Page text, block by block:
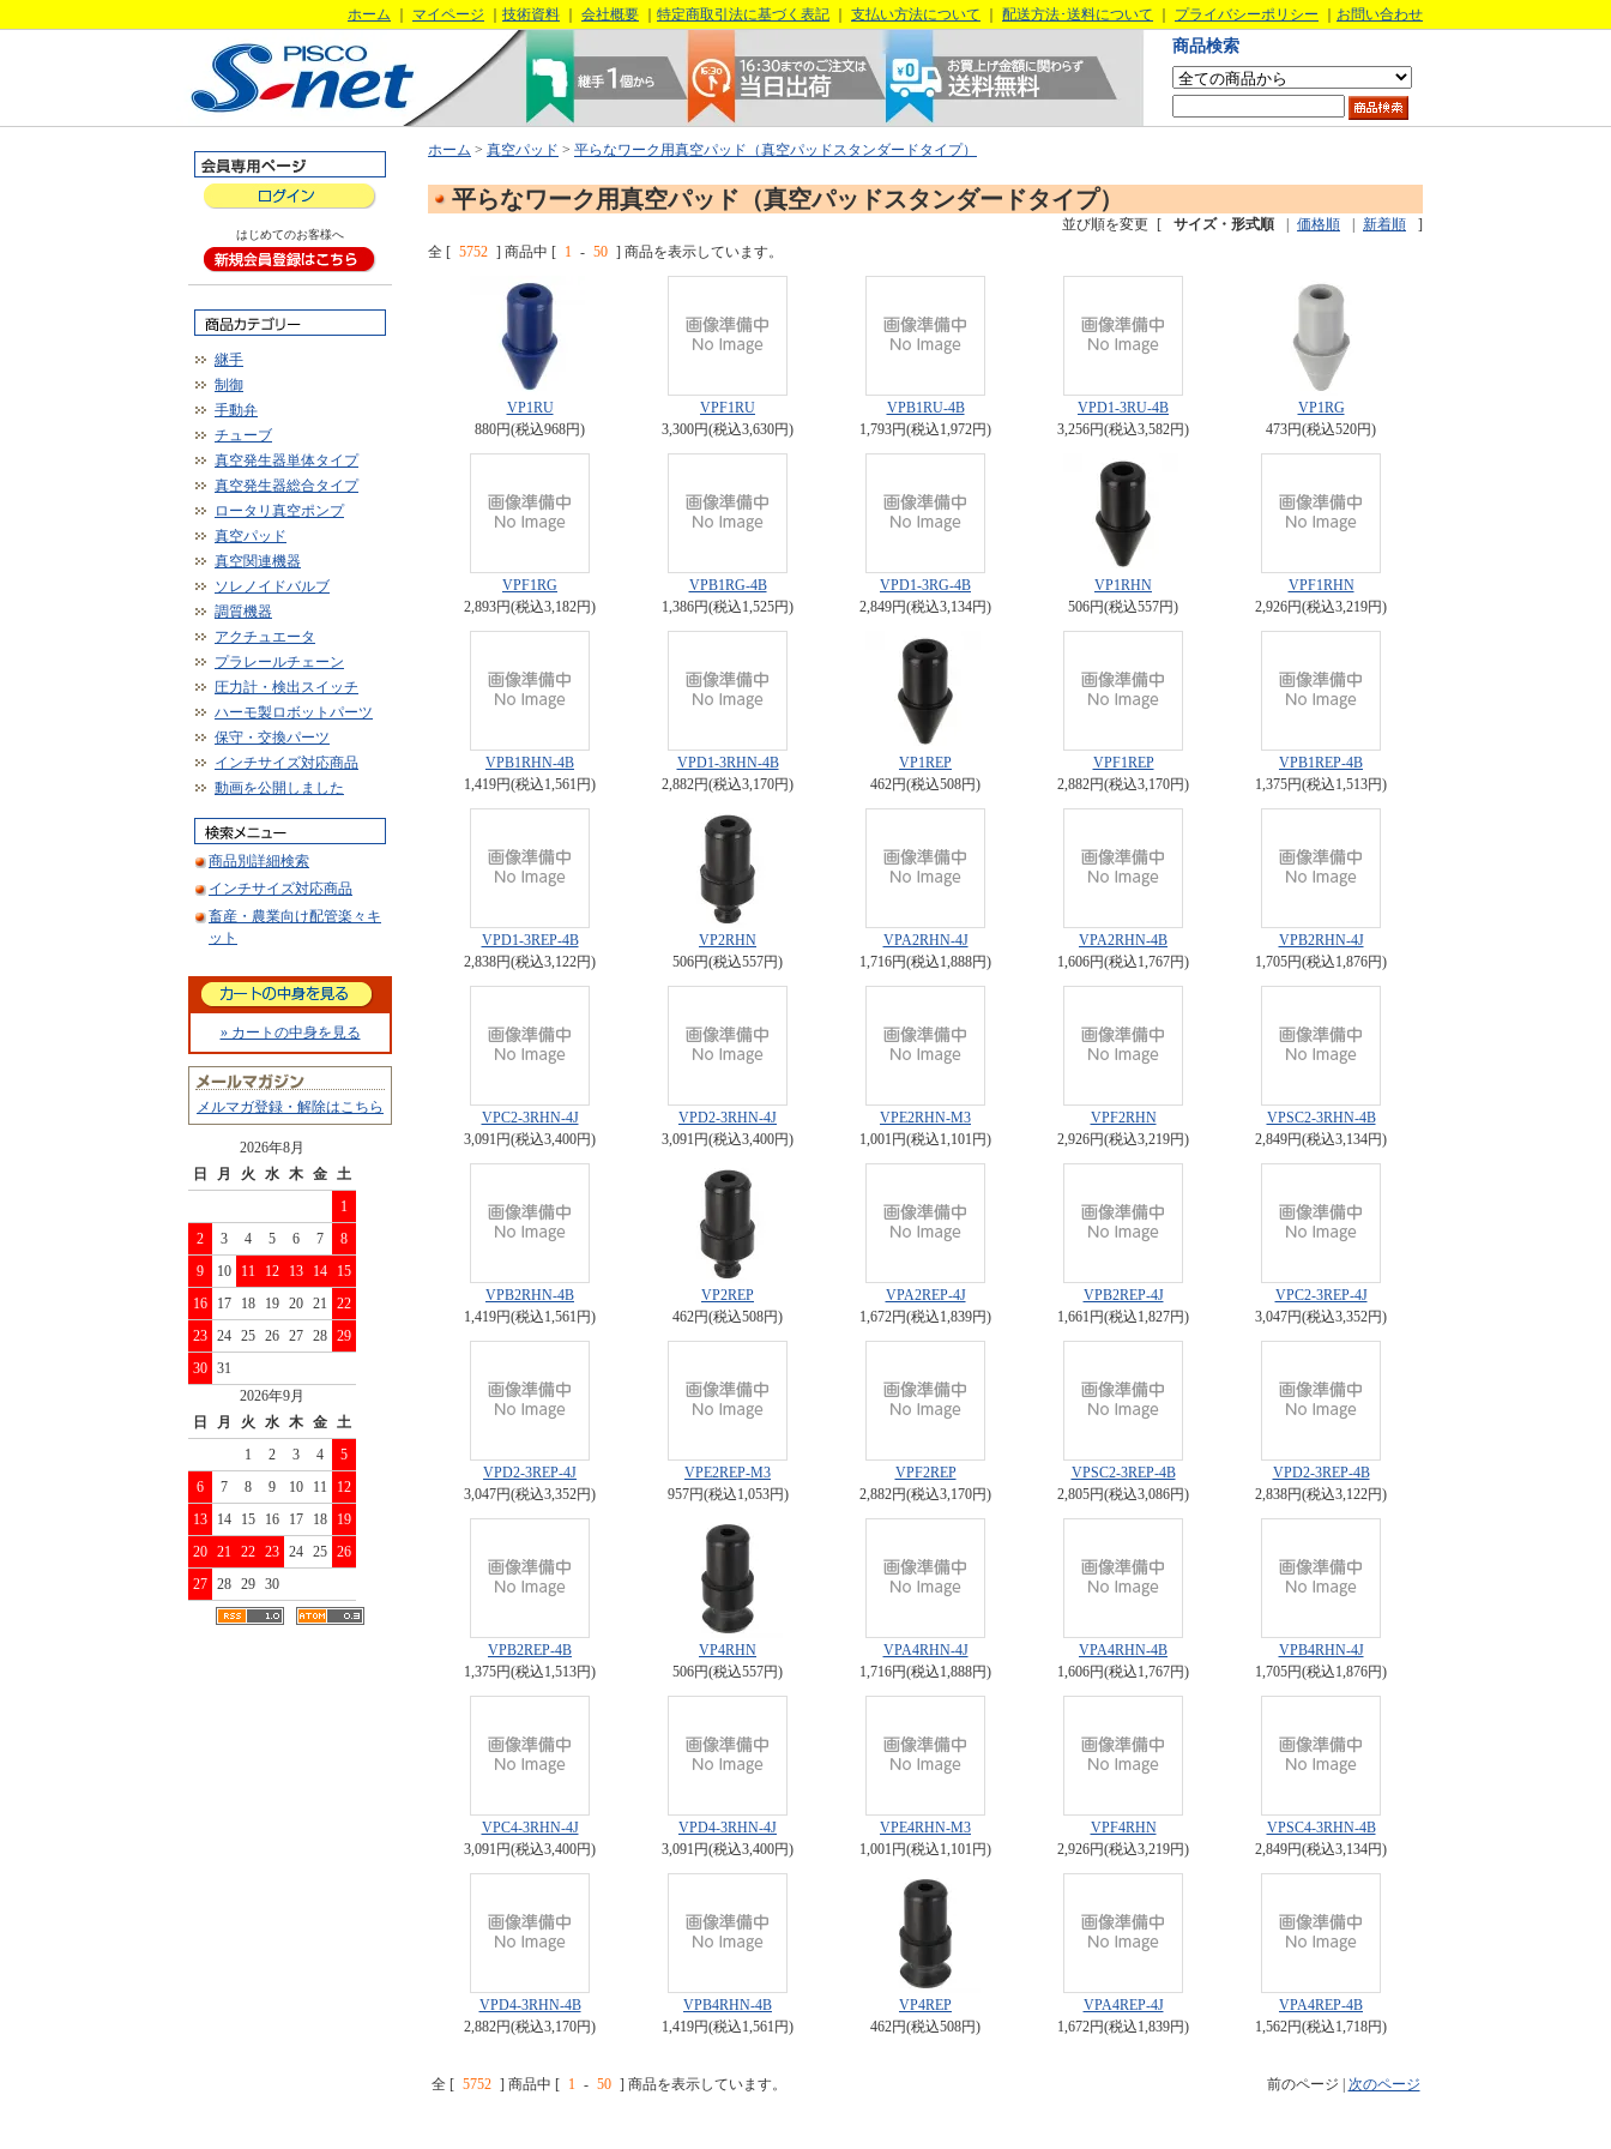
ホーム マイページ 技術資料 会社概要 特定商取引法に基づく表記 支払い方法について 配送方法･送料について プライバシーポリシー お問い合わせ
商品検索
はじめてのお客様へ
継手
制御
手動弁
チューブ
真空発生器単体タイプ
真空発生器総合タイプ
ロータリ真空ポンプ
真空パッド
真空関連機器
ソレノイドバルブ
調質機器
アクチュエータ
プラレールチェーン
圧力計・検出スイッチ
ハーモ製ロボットパーツ
保守・交換パーツ
インチサイズ対応商品
動画を公開しました
商品別詳細検索
インチサイズ対応商品
畜産・農業向け配管楽々キ
ット
» カートの中身を見る
メルマガ登録・解除はこちら
2026年8月
日
月 火 水 木 金 土
1
2
3 4 5 6 7
8
9
10 11 12 13 14
15
16
17 18 19 20 21
22
23 24 25 26 27 28 29
30 31
2026年9月
日
月 火 水 木 金 土
1
2 3 4
5
6
7 8 9 10 11
12
13
14 15 16 17 18
19
20 21 22 23 24 25 26
27 28 29 30
ホーム > 真空パッド > 平らなワーク用真空パッド（真空パッドスタンダードタイプ）
平らなワーク用真空パッド（真空パッドスタンダードタイプ）
並び順を変更 [ サイズ・形式順 価格順 新着順
]
全 [ 5752 ] 商品中 [ 1 - 50 ] 商品を表示しています。
VP1RU
880円(税込968円)
VPF1RU
3,300円(税込3,630円)
VPB1RU-4B
1,793円(税込1,972円)
VPD1-3RU-4B
3,256円(税込3,582円)
VP1RG
473円(税込520円)
VPF1RG
2,893円(税込3,182円)
VPB1RG-4B
1,386円(税込1,525円)
VPD1-3RG-4B
2,849円(税込3,134円)
VP1RHN
506円(税込557円)
VPF1RHN
2,926円(税込3,219円)
VPB1RHN-4B
1,419円(税込1,561円)
VPD1-3RHN-4B
2,882円(税込3,170円)
VP1REP
462円(税込508円)
VPF1REP
2,882円(税込3,170円)
VPB1REP-4B
1,375円(税込1,513円)
VPD1-3REP-4B
2,838円(税込3,122円)
VP2RHN
506円(税込557円)
VPA2RHN-4J
1,716円(税込1,888円)
VPA2RHN-4B
1,606円(税込1,767円)
VPB2RHN-4J
1,705円(税込1,876円)
VPC2-3RHN-4J
3,091円(税込3,400円)
VPD2-3RHN-4J
3,091円(税込3,400円)
VPE2RHN-M3
1,001円(税込1,101円)
VPF2RHN
2,926円(税込3,219円)
VPSC2-3RHN-4B
2,849円(税込3,134円)
VPB2RHN-4B
1,419円(税込1,561円)
VP2REP
462円(税込508円)
VPA2REP-4J
1,672円(税込1,839円)
VPB2REP-4J
1,661円(税込1,827円)
VPC2-3REP-4J
3,047円(税込3,352円)
VPD2-3REP-4J
3,047円(税込3,352円)
VPE2REP-M3
957円(税込1,053円)
VPF2REP
2,882円(税込3,170円)
VPSC2-3REP-4B
2,805円(税込3,086円)
VPD2-3REP-4B
2,838円(税込3,122円)
VPB2REP-4B
1,375円(税込1,513円)
VP4RHN
506円(税込557円)
VPA4RHN-4J
1,716円(税込1,888円)
VPA4RHN-4B
1,606円(税込1,767円)
VPB4RHN-4J
1,705円(税込1,876円)
VPC4-3RHN-4J
3,091円(税込3,400円)
VPD4-3RHN-4J
3,091円(税込3,400円)
VPE4RHN-M3
1,001円(税込1,101円)
VPF4RHN
2,926円(税込3,219円)
VPSC4-3RHN-4B
2,849円(税込3,134円)
VPD4-3RHN-4B
2,882円(税込3,170円)
VPB4RHN-4B
1,419円(税込1,561円)
VP4REP
462円(税込508円)
VPA4REP-4J
1,672円(税込1,839円)
VPA4REP-4B
1,562円(税込1,718円)
全 [ 5752 ] 商品中 [ 1 - 50 ] 商品を表示しています。 前のページ | 次のページ